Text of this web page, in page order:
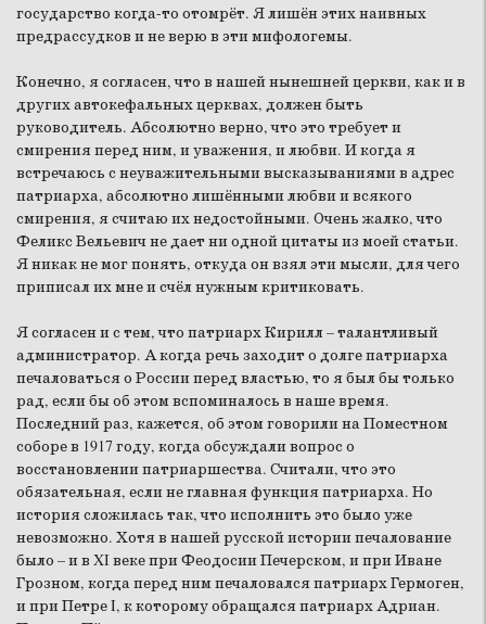
государство когда-то отомрёт. Я лишён этих наивных
предрассудков и не верю в эти мифологемы.
Конечно, я согласен, что в нашей нынешней церкви, как и в
других автокефальных церквах, должен быть
руководитель. Абсолютно верно, что это требует и
смирения перед ним, и уважения, и любви. И когда я
встречаюсь с неуважительными высказываниями в адрес
патриарха, абсолютно лишёнными любви и всякого
смирения, я считаю их недостойными. Очень жалко, что
Феликс Вельевич не дает ни одной цитаты из моей статьи.
Я никак не мог понять, откуда он взял эти мысли, для чего
приписал их мне и счёл нужным критиковать.
Я согласен и с тем, что патриарх Кирилл – талантливый
администратор. А когда речь заходит о долге патриарха
печаловаться о России перед властью, то я был бы только
рад, если бы об этом вспоминалось в наше время.
Последний раз, кажется, об этом говорили на Поместном
соборе в 1917 году, когда обсуждали вопрос о
восстановлении патриаршества. Считали, что это
обязательная, если не главная функция патриарха. Но
история сложилась так, что исполнить это было уже
невозможно. Хотя в нашей русской истории печалование
было – и в XI веке при Феодосии Печерском, и при Иване
Грозном, когда перед ним печаловался патриарх Гермоген,
и при Петре I, к которому обращался патриарх Адриан.